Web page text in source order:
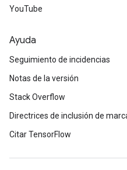
YouTube
Ayuda
Seguimiento de incidencias
Notas de la versión
Stack Overflow
Directrices de inclusión de
Citar TensorFlow